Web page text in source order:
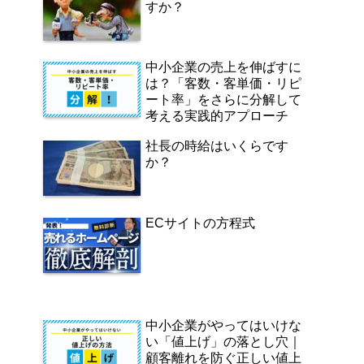
すか？
中小企業の売上を伸ばすに
は？「客数・客単価・リピ
ート率」をさらに分解して
考える実践的アプローチ
社長の時給はいくらです
か？
ECサイトの方程式
中小企業がやってはいけな
い「値上げ」の落とし穴｜
顧客離れを防ぐ正しい値上